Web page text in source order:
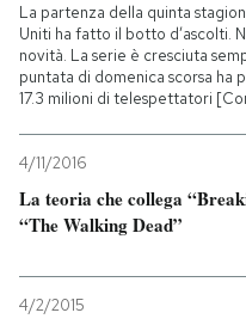
La partenza della quinta
Uniti ha fatto il botto d’ascolti.
novità. La serie è cresciuta
puntata di domenica scorsa ha
17.3 milioni di telespettatori
4/11/2016
La teoria che collega
“The Walking Dead”
4/2/2015